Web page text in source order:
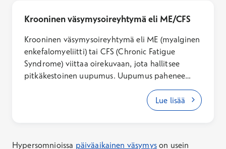
aivovammaan.
Krooninen väsymysoireyhtymä eli ME/CFS
Krooninen väsymysoireyhtymä eli ME (myalginen
enkefalomyeliitti) tai CFS (Chronic Fatigue
Syndrome) viittaa oirekuvaan, jota hallitsee
pitkäkestoinen uupumus. Uupumus pahenee
vähäisenkin henkisen tai fyysisen rasituksen
seurauksena, eikä lievity lepäämällä. Krooninen
Lue lisää
Hypersomnioissa päiväaikainen väsymyson usein